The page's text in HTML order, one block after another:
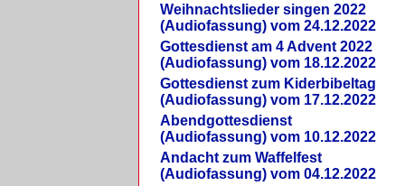
Weihnachtslieder singen 2022
(Audiofassung) vom 24.12.2022
Gottesdienst am 4 Advent 2022
(Audiofassung) vom 18.12.2022
Gottesdienst zum Kiderbibeltag
(Audiofassung) vom 17.12.2022
Abendgottesdienst
(Audiofassung) vom 10.12.2022
Andacht zum Waffelfest
(Audiofassung) vom 04.12.2022